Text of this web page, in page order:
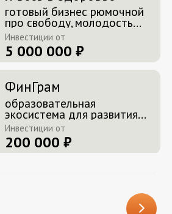
готовый бизнес рюмочной
про свободу, молодость...
Инвестиции от
5 000 000 ₽
ФинГрам
образовательная
экосистема для развития...
Инвестиции от
200 000 ₽